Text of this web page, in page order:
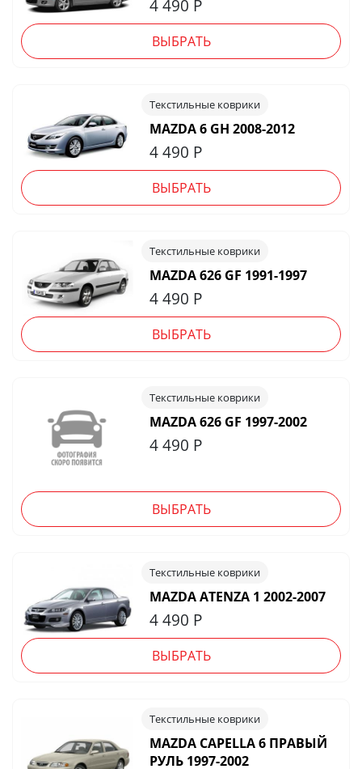
4 490 Р
ВЫБРАТЬ
Текстильные коврики
MAZDA 6 GH 2008-2012
4 490 Р
ВЫБРАТЬ
Текстильные коврики
MAZDA 626 GF 1991-1997
4 490 Р
ВЫБРАТЬ
Текстильные коврики
MAZDA 626 GF 1997-2002
4 490 Р
ВЫБРАТЬ
Текстильные коврики
MAZDA ATENZA 1 2002-2007
4 490 Р
ВЫБРАТЬ
Текстильные коврики
MAZDA CAPELLA 6 ПРАВЫЙ
РУЛЬ 1997-2002